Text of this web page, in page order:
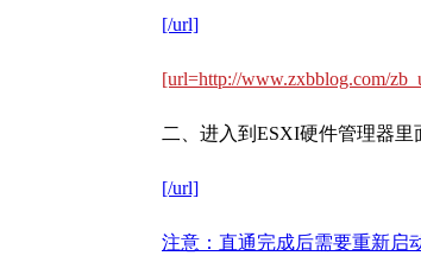
[/url]
[url=http://www.zxbblog.com/
二、进入到ESXI硬件管理器
[/url]
注意：直通完成后需要重新启